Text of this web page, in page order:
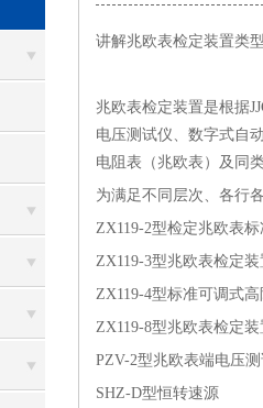
讲解兆欧表检定装置类
兆欧表检定装置是根据
电压测试仪、数字式自
电阻表（兆欧表）及同
为满足不同层次、各行
ZX119-2型检定兆欧表
ZX119-3型兆欧表检定
ZX119-4型标准可调式
ZX119-8型兆欧表检定
PZV-2型兆欧表端电压
SHZ-D型恒转速源